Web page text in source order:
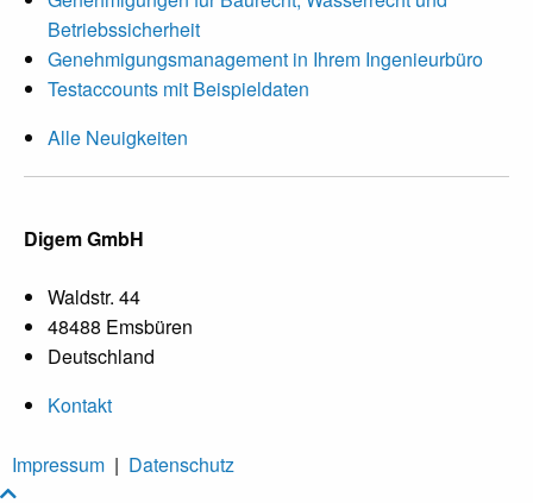
Betriebssicherheit
Genehmigungsmanagement in Ihrem Ingenieurbüro
Testaccounts mit Beispieldaten
Alle Neuigkeiten
Digem GmbH
Waldstr. 44
48488 Emsbüren
Deutschland
Kontakt
Impressum | Datenschutz